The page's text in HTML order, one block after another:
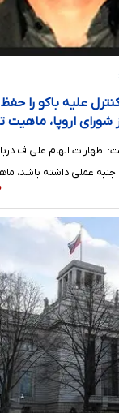
کنترل علیه باکو را
شورای اروپا، ماهیت
الهام علی‌اف
عملی داشته باشد،